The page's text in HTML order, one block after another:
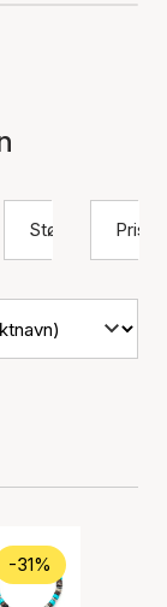
Størrelse Pris
-31%